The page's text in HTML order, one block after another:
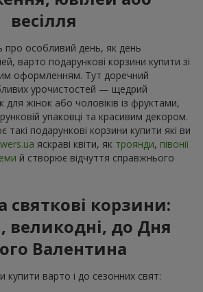
весілля
про особливий день, як день
варто подарункові корзини купити зі
оформленням. Тут доречний
урочистостей — щедрий
жінок або чоловіків із фруктами,
упаковці та красивим декором.
такі подарункові корзини купити які ви
яскраві квіти, як троянди, півонії
й створює відчуття справжнього
святкові корзини:
великодні, до Дня
Валентина
купити варто і до сезонних свят: